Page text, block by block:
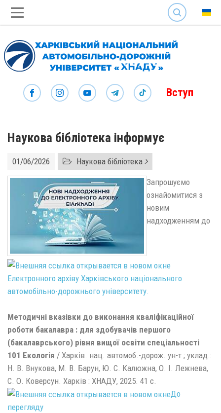
SEARCH
Вступ
Наукова бібліотека інформує
01/06/2026 Наукова бібліотека
Запрошуємо
ознайомитися з
новим
надходженням до
Електронного архіву Харківського національного
автомобільно-дорожнього університету.
Методичні вказівки до виконання кваліфікаційної
роботи бакалавра : для здобувачів першого
(бакалаврського) рівня вищої освіти спеціальності
101 Екологія / Харків. нац. автомоб.-дорож. ун-т ; уклад.:
Н. В. Внукова, М. В. Барун, Ю. С. Калюжна, О. І. Лежнева,
С. О. Коверсун. Харків : ХНАДУ, 2025. 41 с.
До
перегляду